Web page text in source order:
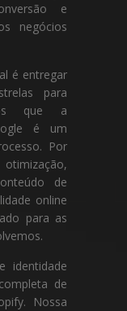
e
negócios
é entregar
para
que a
é um
Por
de
online
para as
identidade
de
Nossa